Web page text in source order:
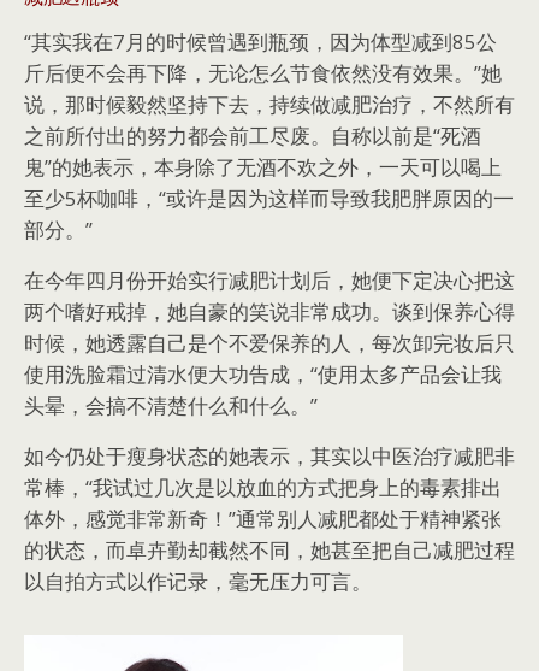
“其实我在7月的时候曾遇到瓶颈，因为体型减到85公
斤后便不会再下降，无论怎么节食依然没有效果。”她
说，那时候毅然坚持下去，持续做减肥治疗，不然所有
之前所付出的努力都会前工尽废。自称以前是“死酒
鬼”的她表示，本身除了无酒不欢之外，一天可以喝上
至少5杯咖啡，“或许是因为这样而导致我肥胖原因的一
部分。”
在今年四月份开始实行减肥计划后，她便下定决心把这
两个嗜好戒掉，她自豪的笑说非常成功。谈到保养心得
时候，她透露自己是个不爱保养的人，每次卸完妆后只
使用洗脸霜过清水便大功告成，“使用太多产品会让我
头晕，会搞不清楚什么和什么。”
如今仍处于瘦身状态的她表示，其实以中医治疗减肥非
常棒，“我试过几次是以放血的方式把身上的毒素排出
体外，感觉非常新奇！”通常别人减肥都处于精神紧张
的状态，而卓卉勤却截然不同，她甚至把自己减肥过程
以自拍方式以作记录，毫无压力可言。